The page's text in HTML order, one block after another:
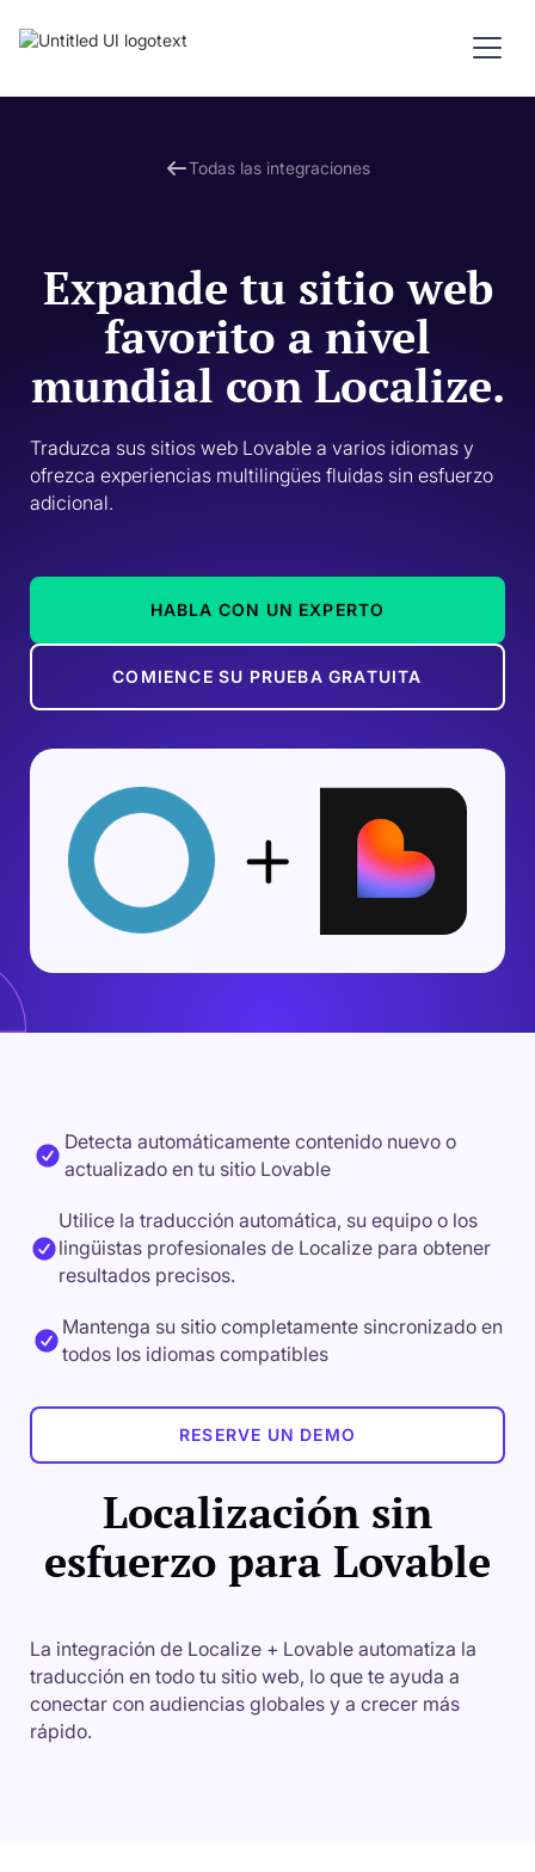
Todas las integraciones
Expande tu sitio web
favorito a nivel
mundial con Localize.
Traduzca sus sitios web Lovable a varios idiomas y
ofrezca experiencias multilingües fluidas sin esfuerzo
adicional.
HABLA CON UN EXPERTO
COMIENCE SU PRUEBA GRATUITA
Localización sin
esfuerzo para Lovable
La integración de Localize + Lovable automatiza la
traducción en todo tu sitio web, lo que te ayuda a
conectar con audiencias globales y a crecer más
rápido.
Detecta automáticamente contenido nuevo o
actualizado en tu sitio Lovable
Utilice la traducción automática, su equipo o los
lingüistas profesionales de Localize para obtener
resultados precisos.
Mantenga su sitio completamente sincronizado en
todos los idiomas compatibles
RESERVE UN DEMO